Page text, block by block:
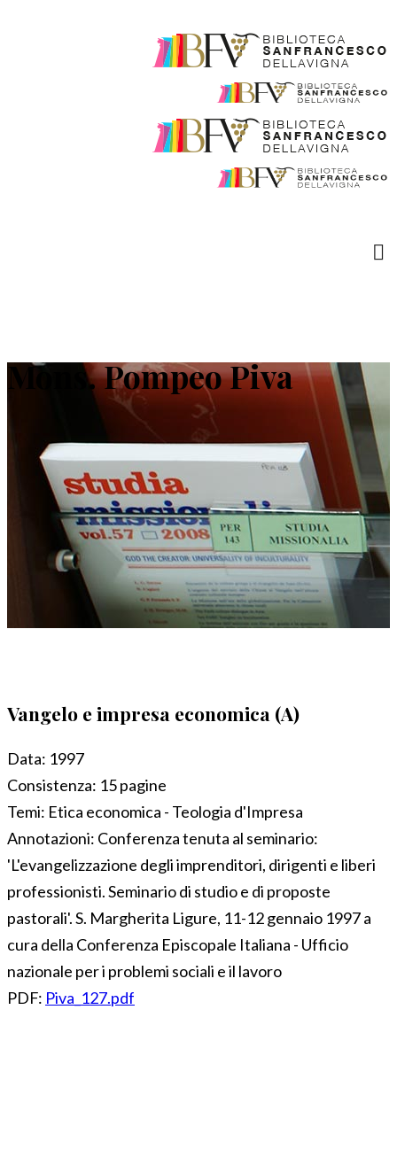
Mons. Pompeo Piva
Vangelo e impresa economica (A)
Data: 1997
Consistenza: 15 pagine
Temi: Etica economica - Teologia d'Impresa
Annotazioni: Conferenza tenuta al seminario:
'L'evangelizzazione degli imprenditori, dirigenti e liberi
professionisti. Seminario di studio e di proposte
pastorali'. S. Margherita Ligure, 11-12 gennaio 1997 a
cura della Conferenza Episcopale Italiana - Ufficio
nazionale per i problemi sociali e il lavoro
PDF: Piva_127.pdf